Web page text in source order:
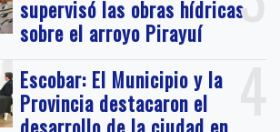
supervisó las obras hídricas
sobre el arroyo Pirayuí
4
Escobar: El Municipio y la
Provincia destacaron el